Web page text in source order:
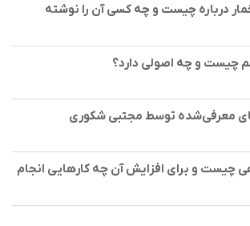
درباره چیست و چه کسی آن را نوشته
چیست و چه اصولی دارد؟
معرفی‌شده توسط مجتبی شکوری
چیست و برای افزایش آن چه کارهایی انجام